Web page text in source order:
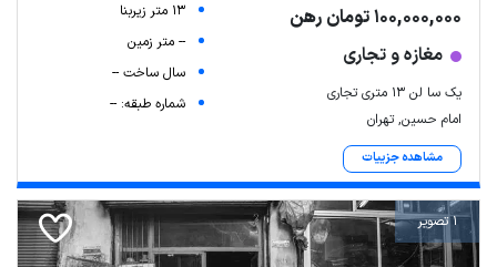
100,000,000 تومان رهن
مغازه و تجاری
یک سا لن ۱۳ متری تجاری
امام حسین, تهران
مشاهده جزییات
13 متر زیربنا
-- متر زمین
سال ساخت --
شماره طبقه: --
1 تصویر